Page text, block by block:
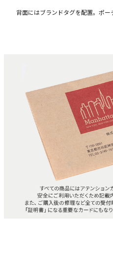
背面にはブランドタグを配置。ポー